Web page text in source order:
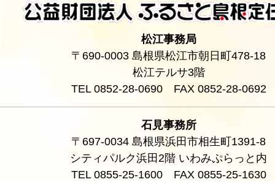
松江事務局
〒690-0003 島根県松江市朝日町478-18
松江テルサ3階
TEL 0852-28-0690 FAX 0852-28-0692
石見事務所
〒697-0034 島根県浜田市相生町1391-8
シティパルク浜田2階 いわみぷらっと内
TEL 0855-25-1600 FAX 0855-25-1630